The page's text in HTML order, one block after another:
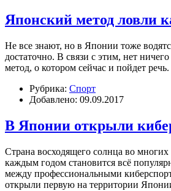
Японский метод ловли
Не все знают, но в Японии тоже
достаточно. В связи с этим, нет
метод, о котором сейчас и пойдет речь.
Рубрика: Спорт
Добавлено: 09.09.2017
В Японии открыли
Страна восходящего солнца во многих
каждым годом становится всё
между профессиональными
открыли первую на территории